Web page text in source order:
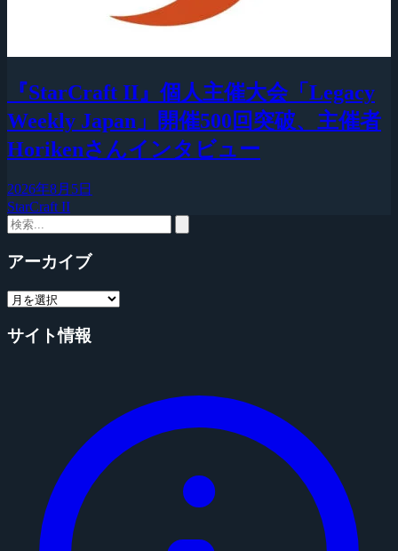
『StarCraft II』個人主催大会「Legacy
Weekly Japan」開催500回突破、主催者
Horikenさんインタビュー
2026年8月5日
StarCraft II
アーカイブ
サイト情報